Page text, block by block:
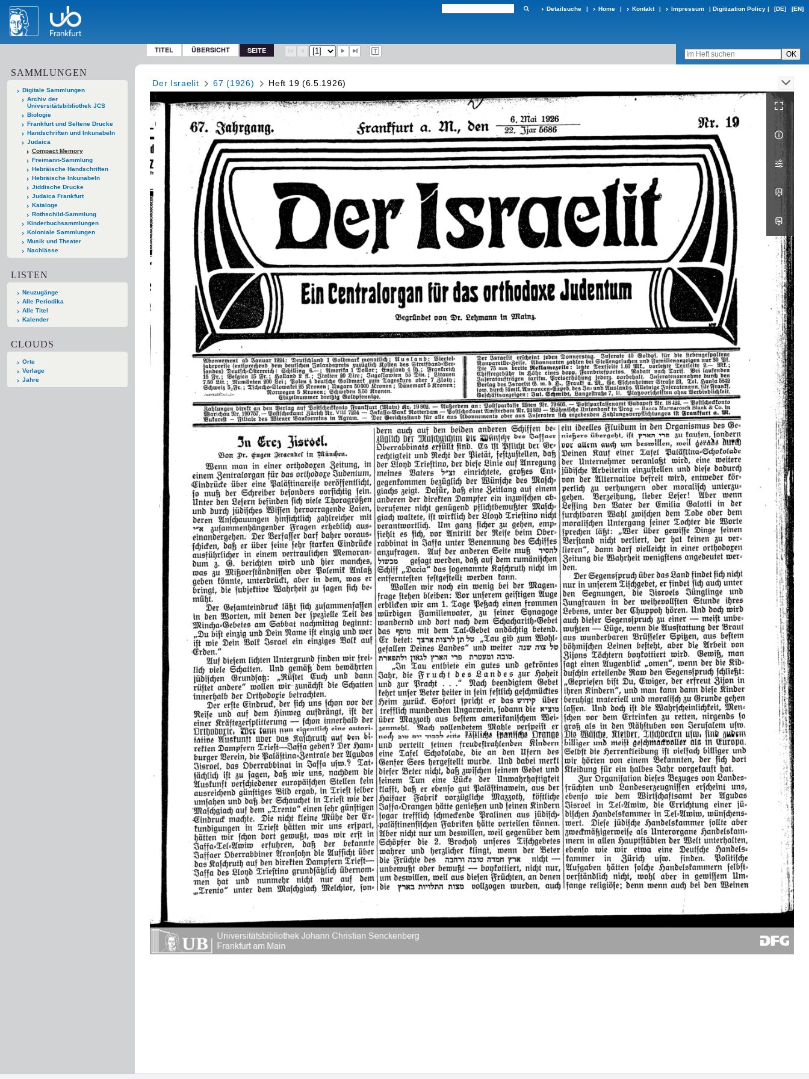
Detailsuche | Home | Kontakt | Impressum | Digitization Policy | [DE] [EN]
TITEL ÜBERSICHT SEITE
SAMMLUNGEN
Digitale Sammlungen
Archiv der
Universitätsbibliothek JCS
Biologie
Frankfurt und Seltene Drucke
Handschriften und Inkunabeln
Judaica
Compact Memory
Freimann-Sammlung
Hebräische Handschriften
Hebräische Inkunabeln
Jiddische Drucke
Judaica Frankfurt
Kataloge
Rothschild-Sammlung
Kinderbuchsammlungen
Koloniale Sammlungen
Musik und Theater
Nachlässe
LISTEN
Neuzugänge
Alle Periodika
Alle Titel
Kalender
CLOUDS
Orte
Verlage
Jahre
Der Israelit 67 (1926) Heft 19 (6.5.1926)